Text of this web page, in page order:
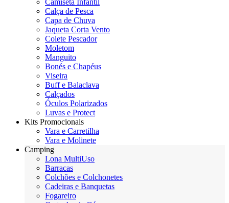
Camiseta Infantil
Calça de Pesca
Capa de Chuva
Jaqueta Corta Vento
Colete Pescador
Moletom
Manguito
Bonés e Chapéus
Viseira
Buff e Balaclava
Calçados
Óculos Polarizados
Luvas e Protect
Kits Promocionais
Vara e Carretilha
Vara e Molinete
Camping
Lona MultiUso
Barracas
Colchões e Colchonetes
Cadeiras e Banquetas
Fogareiro